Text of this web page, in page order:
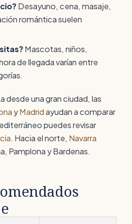
Desayuno, cena, masaje,
romántica suelen
Mascotas, niños,
de llegada varían entre
desde una gran ciudad, las
yMadridayudan a comparar
puedes revisar
. Hacia el norte, Navarra
Pamplona y Bardenas.